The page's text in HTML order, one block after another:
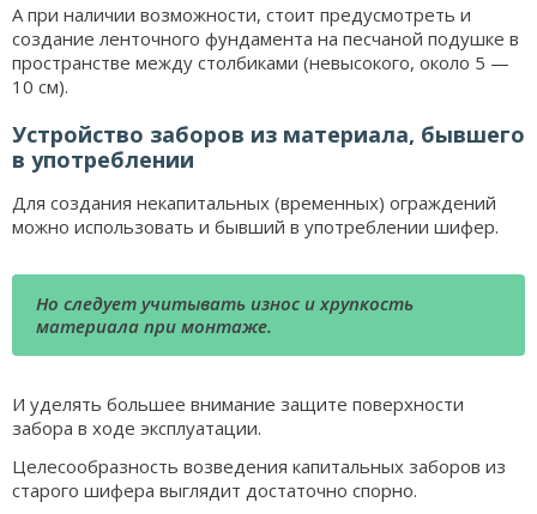
А при наличии возможности, стоит предусмотреть и
создание ленточного фундамента на песчаной подушке в
пространстве между столбиками (невысокого, около 5 —
10 см).
Устройство заборов из материала, бывшего
в употреблении
Для создания некапитальных (временных) ограждений
можно использовать и бывший в употреблении шифер.
Но следует учитывать износ и хрупкость
материала при монтаже.
И уделять большее внимание защите поверхности
забора в ходе эксплуатации.
Целесообразность возведения капитальных заборов из
старого шифера выглядит достаточно спорно.